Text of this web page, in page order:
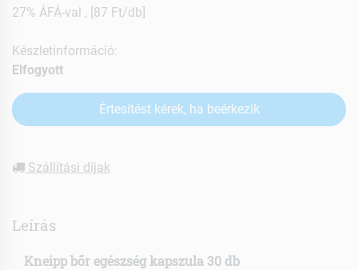
27% ÁFÁ-val , [87 Ft/db]
Készletinformáció:
Elfogyott
Értesítést kérek, ha beérkezik
Szállítási díjak
Leírás
Kneipp bőr egészség kapszula 30 db